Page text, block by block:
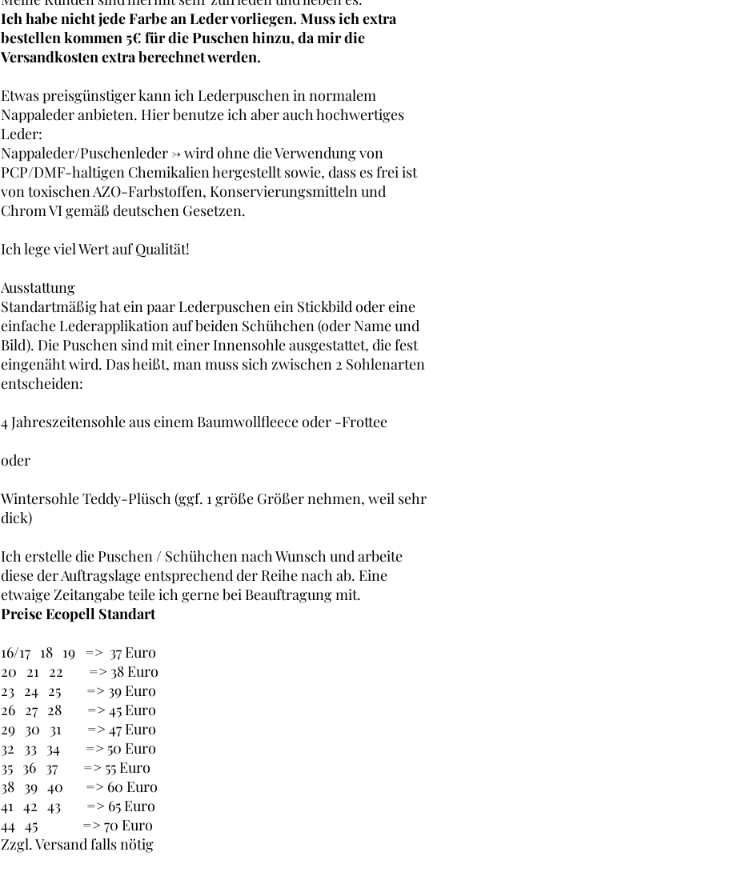
Ich habe nicht jede Farbe an Leder vorliegen. Muss ich extra
bestellen kommen 5€ für die Puschen hinzu, da mir die
Versandkosten extra berechnet werden.
Etwas preisgünstiger kann ich Lederpuschen in normalem
Nappaleder anbieten. Hier benutze ich aber auch hochwertiges
Leder:
Nappaleder/Puschenleder -> wird ohne die Verwendung von
PCP/DMF-haltigen Chemikalien hergestellt sowie, dass es frei ist
von toxischen AZO-Farbstoffen, Konservierungsmitteln und
Chrom VI gemäß deutschen Gesetzen.
Ich lege viel Wert auf Qualität!
Ausstattung
Standartmäßig hat ein paar Lederpuschen ein Stickbild oder eine
einfache Lederapplikation auf beiden Schühchen (oder Name und
Bild). Die Puschen sind mit einer Innensohle ausgestattet, die fest
eingenäht wird. Das heißt, man muss sich zwischen 2 Sohlenarten
entscheiden:
4 Jahreszeitensohle aus einem Baumwollfleece oder -Frottee
oder
Wintersohle Teddy-Plüsch (ggf. 1 größe Größer nehmen, weil sehr
dick)
Ich erstelle die Puschen / Schühchen nach Wunsch und arbeite
diese der Auftragslage entsprechend der Reihe nach ab. Eine
etwaige Zeitangabe teile ich gerne bei Beauftragung mit.
Preise Ecopell Standart
16/17 18 19 => 37 Euro
20 21 22 => 38 Euro
23 24 25 => 39 Euro
26 27 28 => 45 Euro
29 30 31 => 47 Euro
32 33 34 => 50 Euro
35 36 37 => 55 Euro
38 39 40 => 60 Euro
41 42 43 => 65 Euro
44 45 => 70 Euro
Zzgl. Versand falls nötig